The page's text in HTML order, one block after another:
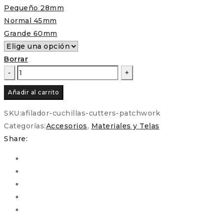
Pequeño 28mm
Normal 45mm
Grande 60mm
Borrar
Afilador
de
cuchillas
para
cutters
de
cantidad
Añadir al carrito
SKU:afilador-cuchillas-cutters-patchwork
Categorías:Accesorios, Materiales y Telas
Share: